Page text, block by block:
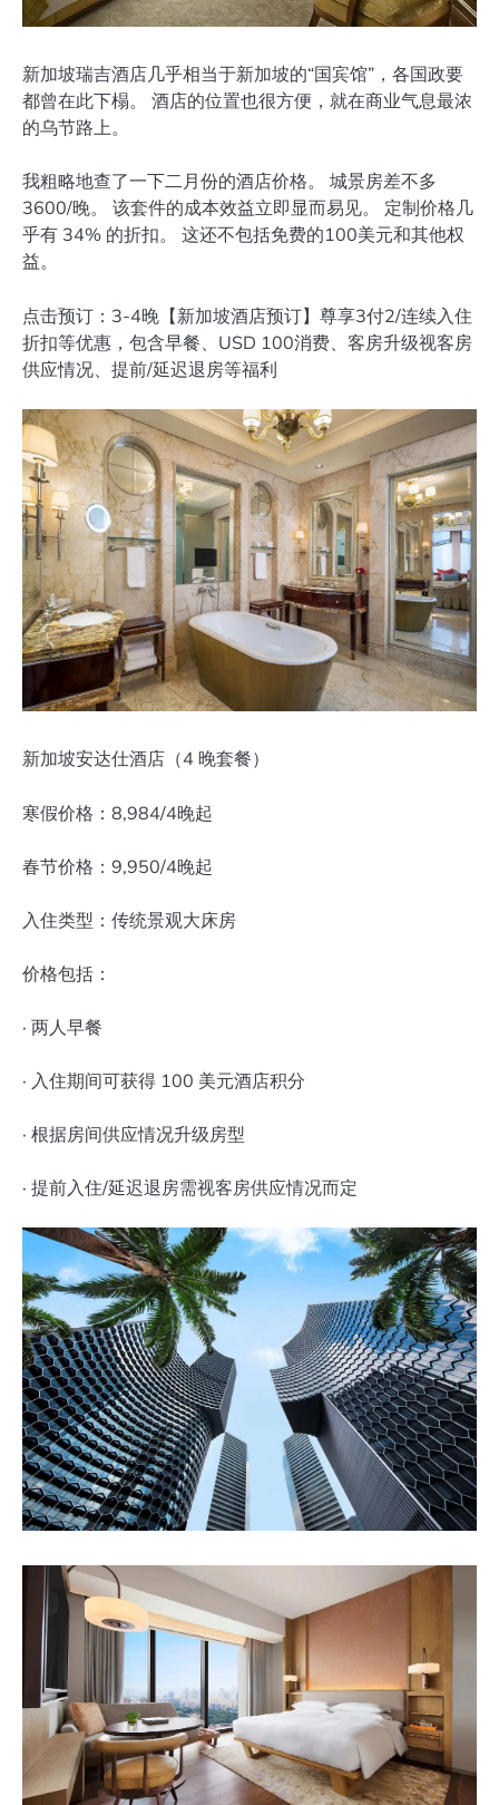
新加坡瑞吉酒店几乎相当于新加坡的“国宾馆”，各国政要
都曾在此下榻。 酒店的位置也很方便，就在商业气息最浓
的乌节路上。
我粗略地查了一下二月份的酒店价格。 城景房差不多
3600/晚。 该套件的成本效益立即显而易见。 定制价格几
乎有 34% 的折扣。 这还不包括免费的100美元和其他权
益。
点击预订：3-4晚【新加坡酒店预订】尊享3付2/连续入住
折扣等优惠，包含早餐、USD 100消费、客房升级视客房
供应情况、提前/延迟退房等福利
新加坡安达仕酒店（4 晚套餐）
寒假价格：8,984/4晚起
春节价格：9,950/4晚起
入住类型：传统景观大床房
价格包括：
· 两人早餐
· 入住期间可获得 100 美元酒店积分
· 根据房间供应情况升级房型
· 提前入住/延迟退房需视客房供应情况而定